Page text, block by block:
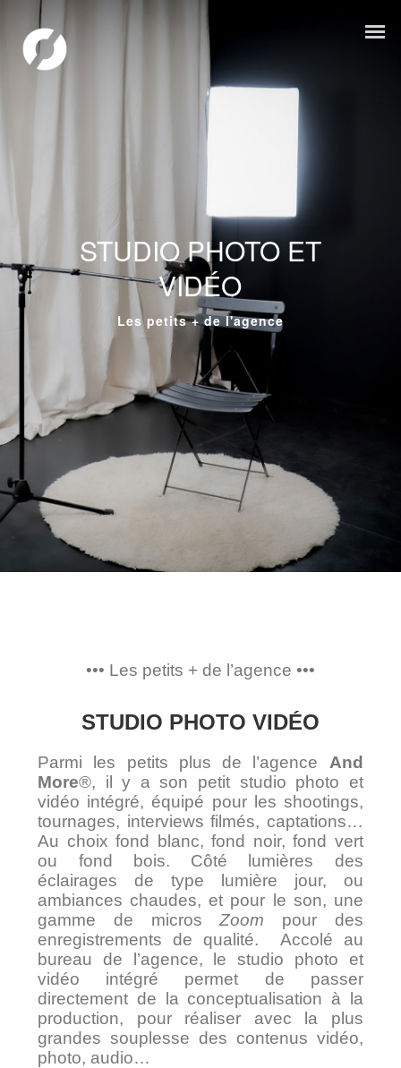
STUDIO PHOTO ET
VIDÉO
Les petits + de l'agence
••• Les petits + de l’agence •••
STUDIO PHOTO VIDÉO
Parmi les petits plus de l’agence And
More®, il y a son petit studio photo et
vidéo intégré, équipé pour les shootings,
tournages, interviews filmés, captations…
Au choix fond blanc, fond noir, fond vert
ou fond bois. Côté lumières des
éclairages de type lumière jour, ou
ambiances chaudes, et pour le son, une
gamme de microsZoom pour des
enregistrements de qualité. Accolé au
bureau de l’agence, le studio photo et
vidéo intégré permet de passer
directement de la conceptualisation à la
production, pour réaliser avec la plus
grandes souplesse des contenus vidéo,
photo, audio…